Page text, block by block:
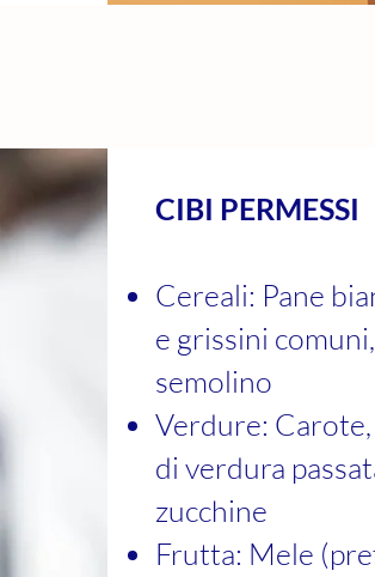
CIBI PERMESSI
Cereali: Pane
e grissini
semolino
Verdure:
di verdura
zucchine
Frutta: Mele